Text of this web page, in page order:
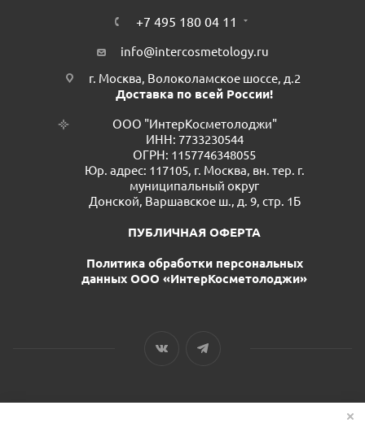
+7 495 180 04 11
info@intercosmetology.ru
г. Москва, Волоколамское шоссе, д.2
Доставка по всей России!
ООО "ИнтерКосметолоджи"
ИНН: 7733230544
ОГРН: 1157746348055
Юр. адрес: 117105, г. Москва, вн. тер. г.
муниципальный округ
Донской, Варшавское ш., д. 9, стр. 1Б
ПУБЛИЧНАЯ ОФЕРТА
Политика обработки персональных
данных ООО «ИнтерКосметолоджи»